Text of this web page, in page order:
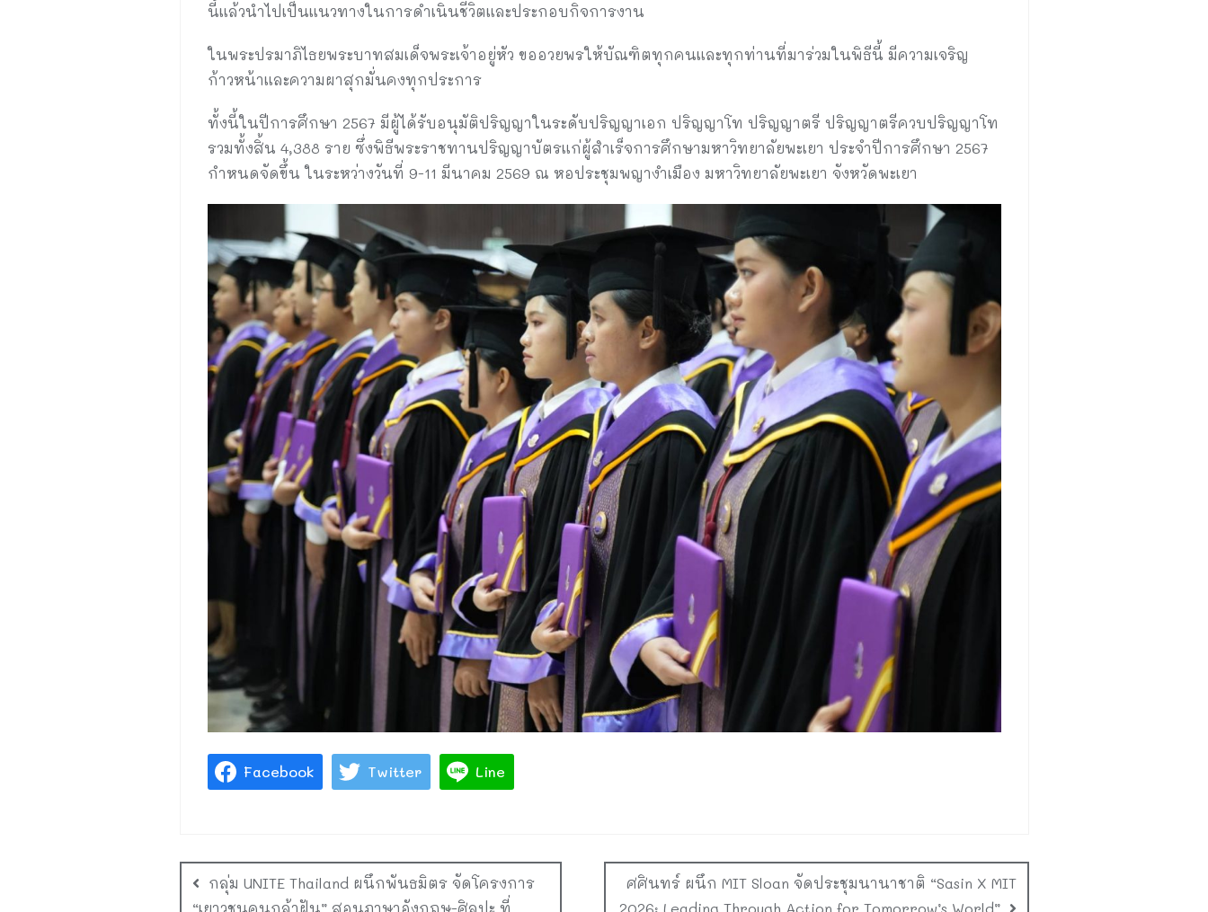
นี้แล้วนำไปเป็นแนวทางในการดำเนินชีวิตและประกอบกิจการงาน
ในพระปรมาภิไธยพระบาทสมเด็จพระเจ้าอยู่หัว ขออวยพรให้บัณฑิตทุกคนและทุกท่านที่มาร่วมในพิธีนี้ มีความเจริญ
ก้าวหน้าและความผาสุกมั่นคงทุกประการ
ทั้งนี้ในปีการศึกษา 2567 มีผู้ได้รับอนุมัติปริญญาในระดับปริญญาเอก ปริญญาโท ปริญญาตรี ปริญญาตรีควบปริญญาโท
รวมทั้งสิ้น 4,388 ราย ซึ่งพิธีพระราชทานปริญญาบัตรแก่ผู้สำเร็จการศึกษามหาวิทยาลัยพะเยา ประจำปีการศึกษา 2567
กำหนดจัดขึ้น ในระหว่างวันที่ 9-11 มีนาคม 2569 ณ หอประชุมพญางำเมือง มหาวิทยาลัยพะเยา จังหวัดพะเยา
Facebook Twitter Line
กลุ่ม UNITE Thailand ผนึกพันธมิตร จัดโครงการ
“เยาวชนคนกล้าฝัน” สอนภาษาอังกฤษ-ศิลปะ ที่
ศศินทร์ ผนึก MIT Sloan จัดประชุมนานาชาติ “Sasin X MIT
2026: Leading Through Action for Tomorrow’s World”